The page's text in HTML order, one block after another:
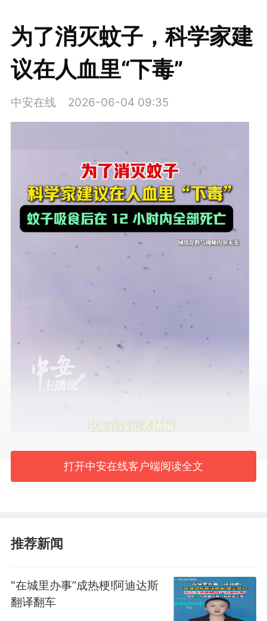
为了消灭蚊子，科学家建
议在人血里“下毒”
中安在线 2026-06-04 09:35
为了消灭蚊子，科学家建议在
人血里“下毒”。科学家们正不断拓
打开中安在线客户端阅读全文
推荐新闻
"在城里办事”成热梗!阿迪达斯
翻译翻车